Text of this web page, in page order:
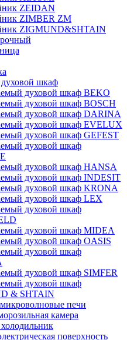
ZEIDAN
ZIMBER ZM
ZIGMUND&SHTAIN
шкаф
духовой шкаф BEKO
духовой шкаф BOSCH
духовой шкаф DARINA
духовой шкаф EVELUX
духовой шкаф GEFEST
духовой шкаф
духовой шкаф HANSA
духовой шкаф INDESIT
духовой шкаф KRONA
духовой шкаф LEX
духовой шкаф
духовой шкаф MIDEA
духовой шкаф OASIS
духовой шкаф
духовой шкаф SIMFER
духовой шкаф
& SHTAIN
печи
камера
поверхность